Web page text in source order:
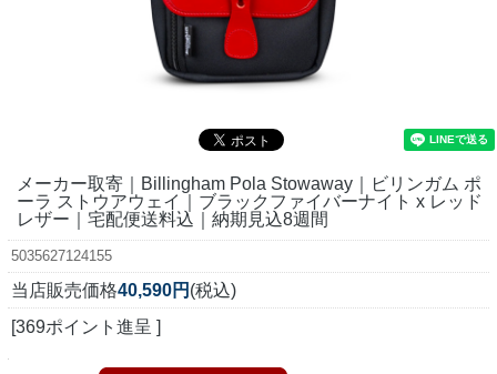
メーカー取寄｜Billingham Pola Stowaway｜ビリンガム ポ
ーラ ストウアウェイ｜ブラックファイバーナイト x レッド
レザー｜宅配便送料込｜納期見込8週間
5035627124155
当店販売価格40,590円 (税込)
[369ポイント進呈 ]